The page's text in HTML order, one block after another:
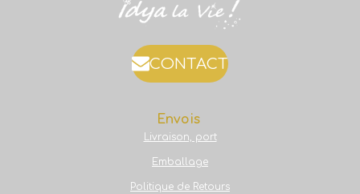
CONTACT
Envois
Livraison, port
Emballage
Politique de Retours